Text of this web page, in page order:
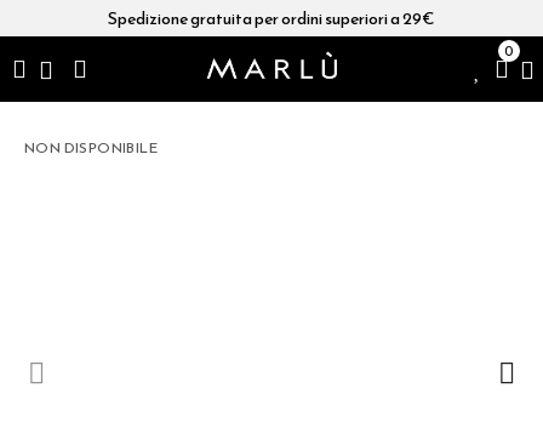
Spedizione gratuita per ordini superiori a 29€
0
NON DISPONIBILE